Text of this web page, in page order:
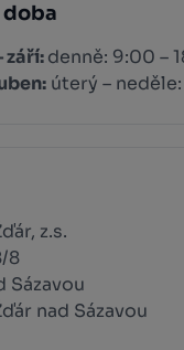
září:denně: 9:00 –
úterý –
z.s.
8
Sázavou
nad Sázavou